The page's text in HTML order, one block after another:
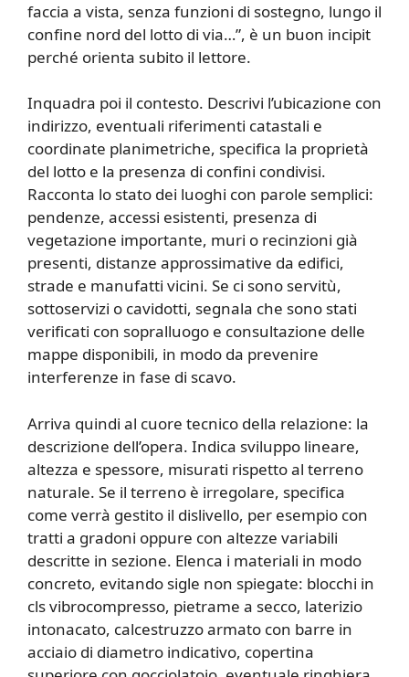
faccia a vista, senza funzioni di sostegno, lungo il
confine nord del lotto di via…”, è un buon incipit
perché orienta subito il lettore.
Inquadra poi il contesto. Descrivi l’ubicazione con
indirizzo, eventuali riferimenti catastali e
coordinate planimetriche, specifica la proprietà
del lotto e la presenza di confini condivisi.
Racconta lo stato dei luoghi con parole semplici:
pendenze, accessi esistenti, presenza di
vegetazione importante, muri o recinzioni già
presenti, distanze approssimative da edifici,
strade e manufatti vicini. Se ci sono servitù,
sottoservizi o cavidotti, segnala che sono stati
verificati con sopralluogo e consultazione delle
mappe disponibili, in modo da prevenire
interferenze in fase di scavo.
Arriva quindi al cuore tecnico della relazione: la
descrizione dell’opera. Indica sviluppo lineare,
altezza e spessore, misurati rispetto al terreno
naturale. Se il terreno è irregolare, specifica
come verrà gestito il dislivello, per esempio con
tratti a gradoni oppure con altezze variabili
descritte in sezione. Elenca i materiali in modo
concreto, evitando sigle non spiegate: blocchi in
cls vibrocompresso, pietrame a secco, laterizio
intonacato, calcestruzzo armato con barre in
acciaio di diametro indicativo, copertina